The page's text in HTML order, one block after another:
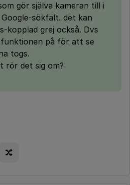
gör själva kameran till i
sökfält. det kan
kopplad grej också. Dvs
på för att se
togs.
rör det sig om?